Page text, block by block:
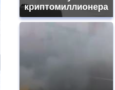
криптомиллионера